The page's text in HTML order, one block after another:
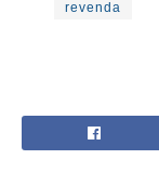
revenda